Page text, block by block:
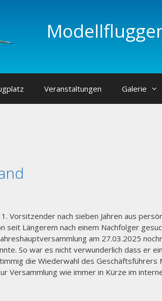
Veranstaltungen Galerie
Vorsitzender nach sieben Jahren aus
seit Längerem nach einem Nachfolger
am 27.03.2025
So war es nicht verwunderlich dass er
die Wiederwahl des Geschäftsführers
Versammlung wie immer in Kürze im